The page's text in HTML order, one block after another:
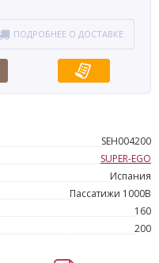
ПОДРОБНЕЕ О ДОСТАВКЕ
SEH004200
SUPER-EGO
Испания
Пассатижи 1000В
160
200